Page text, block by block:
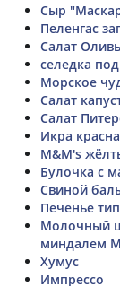
Сыр
Пеленгас
Салат
селедка
Морское
Салат
Салат
Икра
M&M's
Булочка с
Свиной
Печенье
Молочный
миндалем
Хумус
Импрессо